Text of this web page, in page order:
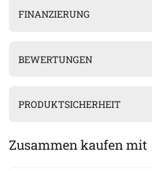
FINANZIERUNG
BEWERTUNGEN
PRODUKTSICHERHEIT
Zusammen kaufen mit